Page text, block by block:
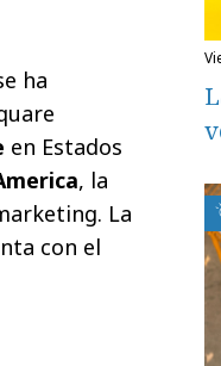
ha
en Estados
, la
La
con el